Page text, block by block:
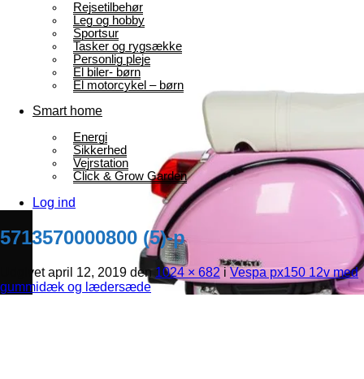
Rejsetilbehør
Leg og hobby
Sportsur
Tasker og rygsække
Personlig pleje
El biler- børn
El motorcykel – børn
Smart home
Energi
Sikkerhed
Vejrstation
Click & Grow Garden
Log ind
5713570000800 (5)-p
Udgivetapril 12, 2019 den 1024 × 682 iVespa px150 12v med
gummidæk og lædersæde